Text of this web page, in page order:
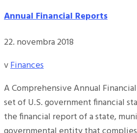
Annual Financial Reports
22. novembra 2018
vFinances
A Comprehensive Annual
set of U.S. government financial
the financial report of a state,